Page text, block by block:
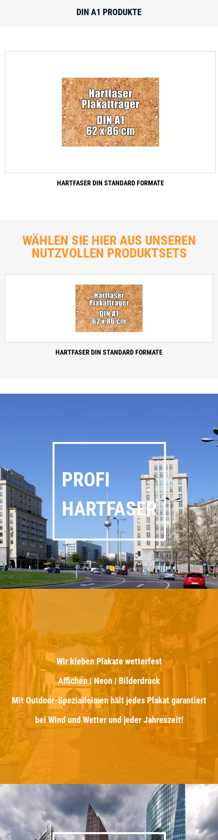
DIN A1 PRODUKTE
HARTFASER DIN STANDARD FORMATE
WÄHLEN SIE HIER AUS UNSEREN
NUTZVOLLEN PRODUKTSETS
HARTFASER DIN STANDARD FORMATE
PROFI
HARTFASER
Wir kleben Plakate wetterfest
Affichen | Neon | Bilderdruck
Mit Outdoor-Spezialleimen hält jedes Plakat garantiert
bei Wind und Wetter und jeder Jahreszeit!